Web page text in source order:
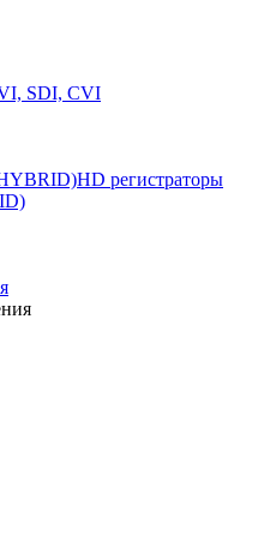
SDI, CVI
HD регистраторы